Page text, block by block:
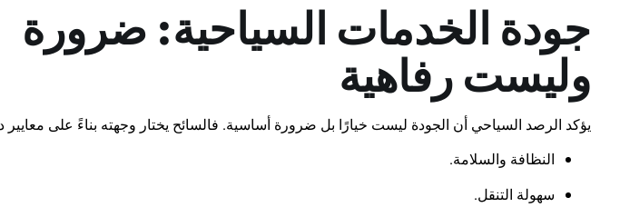
جودة الخدمات السياحية: ضرورة
وليست رفاهية
يؤكد الرصد السياحي أن الجودة ليست خيارًا بل ضرورة أساسية. فالسائح يختار وجهته بناءً على معايير
النظافة والسلامة.
سهولة التنقل.